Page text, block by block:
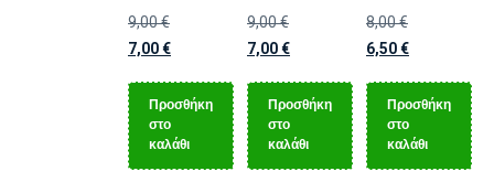
9,00€
7,00€
Προσθήκη
στο
καλάθι
9,00€
7,00€
Προσθήκη
στο
καλάθι
8,00€
6,50€
Προσθήκη
στο
καλάθι